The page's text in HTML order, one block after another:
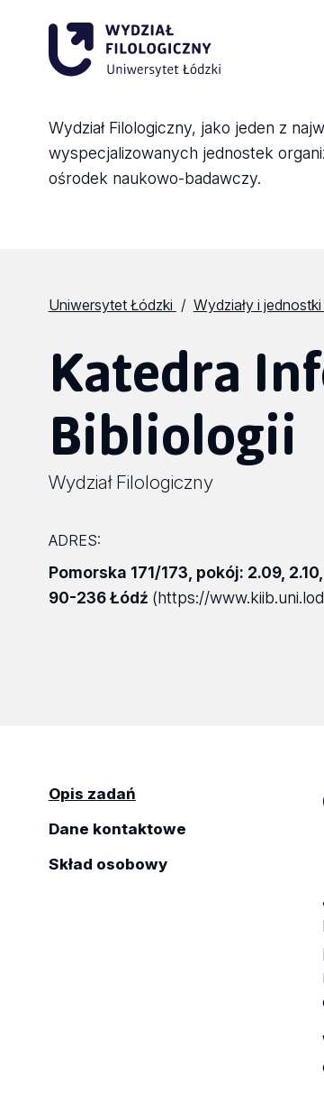
Wydział Filologiczny, jako jeden z
wyspecjalizowanych jednostek
ośrodek naukowo-badawczy.
Uniwersytet Łódzki Wydziały i jednostki
Katedra
Bibliologii
Wydział Filologiczny
ADRES:
Pomorska 171/173, pokój: 2.09, 2.10,
90-236 Łódź (https://
Opis zadań
Dane kontaktowe
Skład osobowy